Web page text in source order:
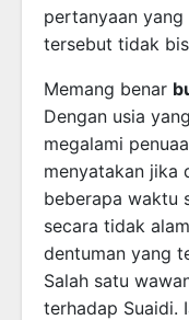
pertanyaan
tersebut tidak
Memang benar
Dengan usia
megalami
menyatakan jika
beberapa waktu
secara tidak
dentuman yang
Salah satu
terhadap Suaidi.